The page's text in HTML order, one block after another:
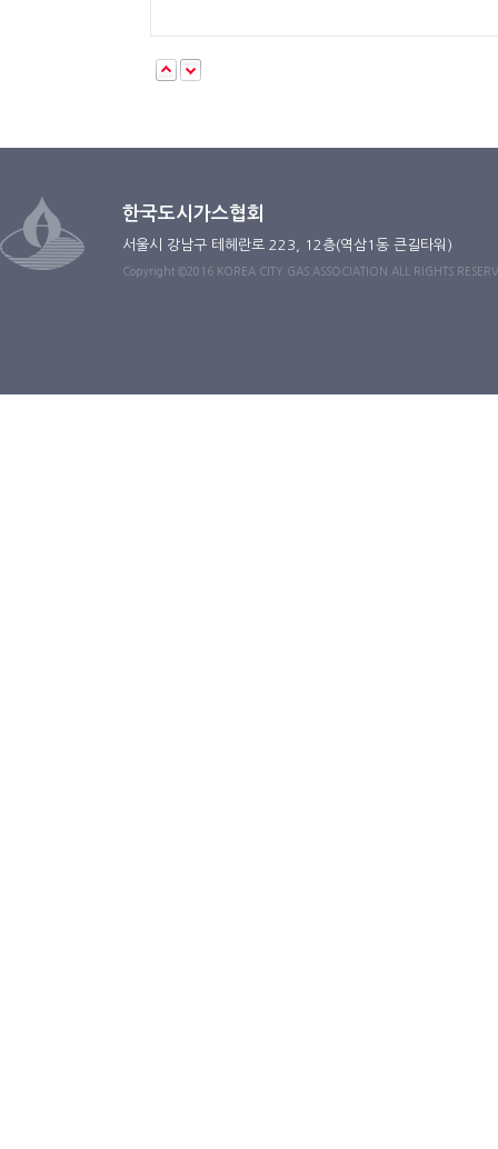
한국도시가스협회
서울시 강남구 테헤란로 223, 12층(역삼1동 큰길타워)
Copyright ©2016 KOREA CITY GAS ASSOCIATION ALL RIGHTS